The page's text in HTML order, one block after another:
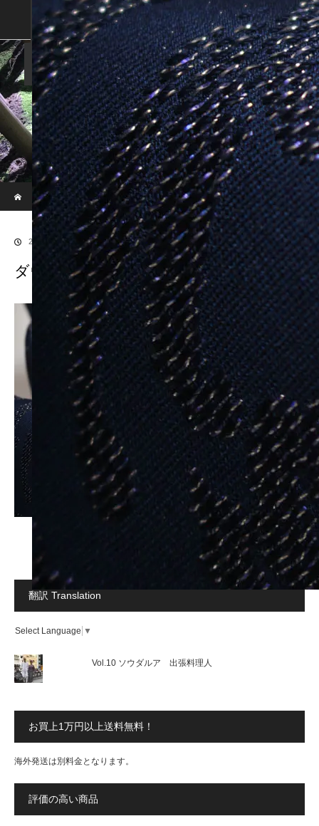
SHOP SHOPPING GUIDE
ABOUT US FAN VOICE ALBUM
NEWS SAMURAI-DEN
現代のサムライたちの時空間へ
ブログ
ダウンサイズ-2507
2020.03.9
ダウンサイズ-2507
翻訳 Translation
Select Language ▼
Vol.10 ソウダルア 出張料理人
お買上1万円以上送料無料！
海外発送は別料金となります。
評価の高い商品